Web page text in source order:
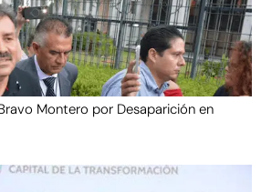
Montero por Desaparición en